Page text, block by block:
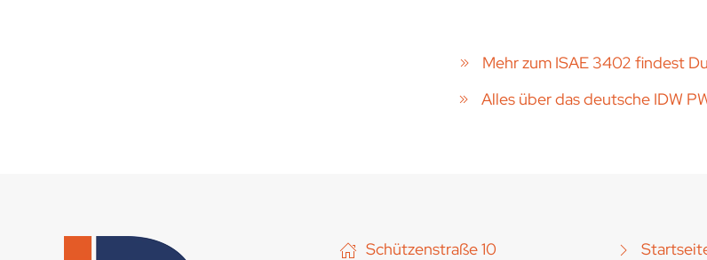
Mehr zum ISAE 3402 findest
Alles über das deutsche IDW
Schützenstraße 10